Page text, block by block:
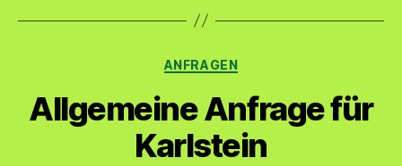
Kategorien
ANFRAGEN
Allgemeine Anfrage für
Karlstein